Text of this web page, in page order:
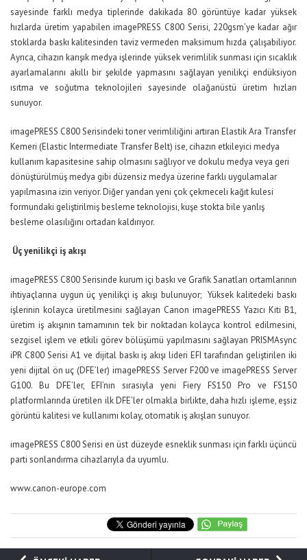
sayesinde farklı medya tiplerinde dakikada 80 görüntüye kadar yüksek
hızlarda üretim yapabilen imagePRESS C800 Serisi, 220gsm’ye kadar ağır
stoklarda baskı kalitesinden taviz vermeden maksimum hızda çalışabiliyor.
Ayrıca, cihazın karışık medya işlerinde yüksek verimlilik sunması için sıcaklık
ayarlamalarını akıllı bir şekilde yapmasını sağlayan yenilikçi endüksiyon
ısıtma ve soğutma teknolojileri sayesinde olağanüstü üretim hızları
sunuyor.
imagePRESS C800 Serisindeki toner verimliliğini artıran Elastik Ara Transfer
Kemeri (Elastic Intermediate Transfer Belt) ise, cihazın etkileyici medya
kullanım kapasitesine sahip olmasını sağlıyor ve dokulu medya veya geri
dönüştürülmüş medya gibi düzensiz medya üzerine farklı uygulamalar
yapılmasına izin veriyor. Diğer yandan yeni çok çekmeceli kağıt kulesi
formundaki geliştirilmiş besleme teknolojisi, kuşe stokta bile yanlış
besleme olasılığını ortadan kaldırıyor.
Üç yenilikçi iş akışı
imagePRESS C800 Serisinde kurum içi baskı ve Grafik Sanatları ortamlarının
ihtiyaçlarına uygun üç yenilikçi iş akışı bulunuyor; Yüksek kalitedeki baskı
işlerinin kolayca üretilmesini sağlayan Canon imagePRESS Yazıcı Kiti B1,
üretim iş akışının tamamının tek bir noktadan kolayca kontrol edilmesini,
sezgisel işlem ve etkili görev bölüşümü yapılmasını sağlayan PRISMAsync
iPR C800 Serisi A1 ve dijital baskı iş akışı lideri EFI tarafından geliştirilen iki
yeni dijital ön uç (DFE’ler) imagePRESS Server F200 ve imagePRESS Server
G100. Bu DFE’ler, EFI’nın sırasıyla yeni Fiery FS150 Pro ve FS150
platformlarında üretilen ilk DFE’ler olmakla birlikte, daha hızlı işleme, eşsiz
görüntü kalitesi ve kullanımı kolay, otomatik iş akışları sunuyor.
imagePRESS C800 Serisi en üst düzeyde esneklik sunması için farklı üçüncü
parti sonlandırma cihazlarıyla da uyumlu.
www.canon-europe.com